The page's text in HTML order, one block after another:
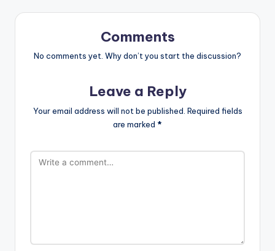
Comments
No comments yet. Why don’t you start the discussion?
Leave a Reply
Your email address will not be published. Required fields
are marked *